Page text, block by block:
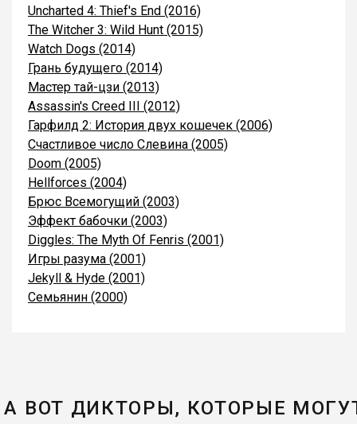
Uncharted 4: Thief's End (2016)
The Witcher 3: Wild Hunt (2015)
Watch Dogs (2014)
Грань будущего (2014)
Мастер тай-цзи (2013)
Assassin's Creed III (2012)
Гарфилд 2: История двух кошечек (2006)
Счастливое число Слевина (2005)
Doom (2005)
Hellforces (2004)
Брюс Всемогущий (2003)
Эффект бабочки (2003)
Diggles: The Myth Of Fenris (2001)
Игры разума (2001)
Jekyll & Hyde (2001)
Семьянин (2000)
А ВОТ ДИКТОРЫ, КОТОРЫЕ